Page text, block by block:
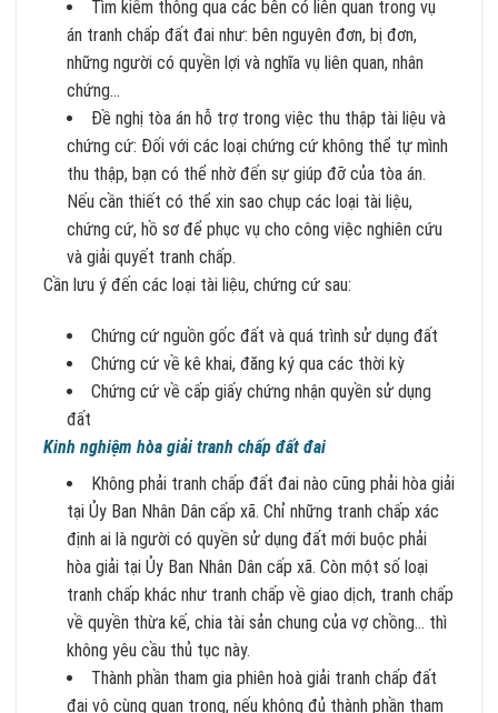
Tìm kiếm thông qua các bên có liên quan trong vụ
án tranh chấp đất đai như: bên nguyên đơn, bị đơn,
những người có quyền lợi và nghĩa vụ liên quan, nhân
chứng…
Đề nghị tòa án hỗ trợ trong việc thu thập tài liệu và
chứng cứ: Đối với các loại chứng cứ không thể tự mình
thu thập, bạn có thể nhờ đến sự giúp đỡ của tòa án.
Nếu cần thiết có thể xin sao chụp các loại tài liệu,
chứng cứ, hồ sơ để phục vụ cho công việc nghiên cứu
và giải quyết tranh chấp.
Cần lưu ý đến các loại tài liệu, chứng cứ sau:
Chứng cứ nguồn gốc đất và quá trình sử dụng đất
Chứng cứ về kê khai, đăng ký qua các thời kỳ
Chứng cứ về cấp giấy chứng nhận quyền sử dụng
đất
Kinh nghiệm hòa giải tranh chấp đất đai
Không phải tranh chấp đất đai nào cũng phải hòa giải
tại Ủy Ban Nhân Dân cấp xã. Chỉ những tranh chấp xác
định ai là người có quyền sử dụng đất mới buộc phải
hòa giải tại Ủy Ban Nhân Dân cấp xã. Còn một số loại
tranh chấp khác như tranh chấp về giao dịch, tranh chấp
về quyền thừa kế, chia tài sản chung của vợ chồng… thì
không yêu cầu thủ tục này.
Thành phần tham gia phiên hoà giải tranh chấp đất
đai vô cùng quan trọng, nếu không đủ thành phần tham